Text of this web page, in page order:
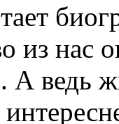
из нас
ведь